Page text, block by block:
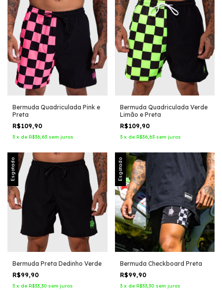
Bermuda Quadriculada Pink e
Preta
R$109,90
3 x de R$36,63 sem juros
Bermuda Quadriculada Verde
Limão e Preta
R$109,90
3 x de R$36,63 sem juros
Esgotado
Bermuda Preta Dedinho Verde
R$99,90
3 x de R$33,30 sem juros
Esgotado
Bermuda Checkboard Preta
R$99,90
3 x de R$33,30 sem juros